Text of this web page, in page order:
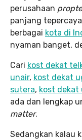
perusahaan
panjang
berbagai kota di
nyaman banget,
Cari kost dekat
unair, kost dekat
sutera, kost dekat
ada dan lengkap
matter.
Sedangkan kalau